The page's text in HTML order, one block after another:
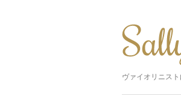
ヴァイオリニス